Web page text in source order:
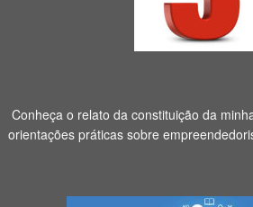
Conheça o relato da constituição da
orientações práticas sobre